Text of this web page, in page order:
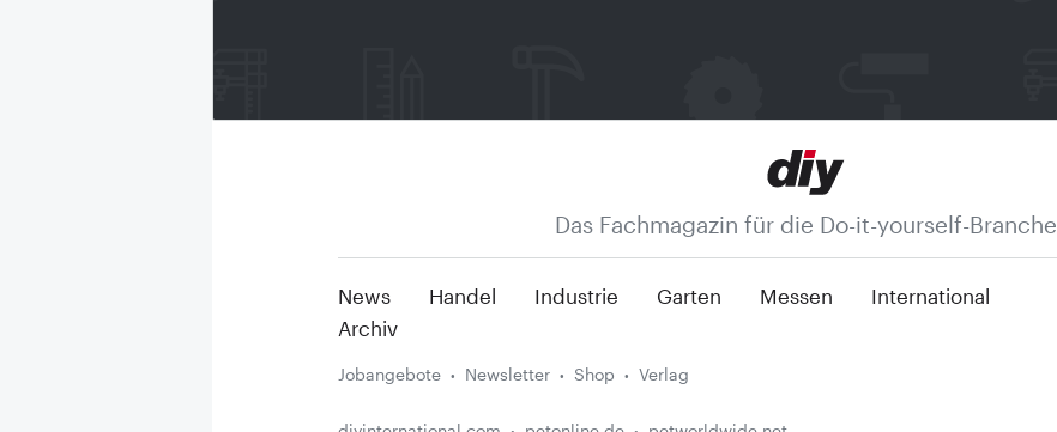
Das Fachmagazin für die Do-it-yourself-Branche
News Handel Industrie Garten Messen
International
Archiv
Jobangebote Newsletter Shop Verlag